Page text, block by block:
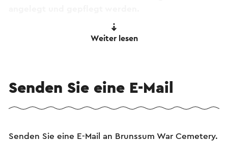
Das Brunssum-Grundstück wurde nach einem
ebenfalls aus Naturstein und mit einem
wurden im Sommer 1950 aufgestellt. Die Mauer
den Jahren 1951-1952 errichtet.
Weiter lesen
Senden Sie eine E-Mail
Senden Sie eine E-Mail an Brunssum War Cemetery.